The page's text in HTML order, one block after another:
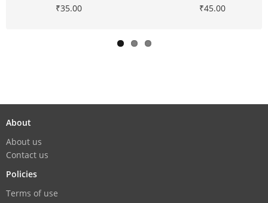
₹35.00
₹45.00
About
About us
Contact us
Policies
Terms of use